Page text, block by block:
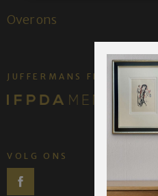
Over ons
JUFFERMANS FINE ART IS:
VOLG ONS